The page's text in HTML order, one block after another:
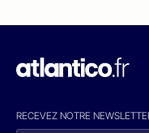
RECEVEZ NOTRE